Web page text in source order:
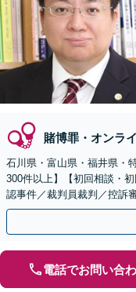
賭博罪・オンラ
石川県・富山県・福井県・
300件以上】【初回相談・
認事件／裁判員裁判／控訴
ムーズな解決へ「自首・出
電話でお問い合